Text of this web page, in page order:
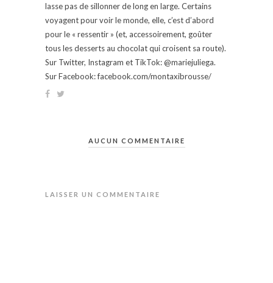
lasse pas de sillonner de long en large. Certains
voyagent pour voir le monde, elle, c’est d’abord
pour le « ressentir » (et, accessoirement, goûter
tous les desserts au chocolat qui croisent sa route).
Sur Twitter, Instagram et TikTok: @mariejuliega.
Sur Facebook: facebook.com/montaxibrousse/
AUCUN COMMENTAIRE
LAISSER UN COMMENTAIRE